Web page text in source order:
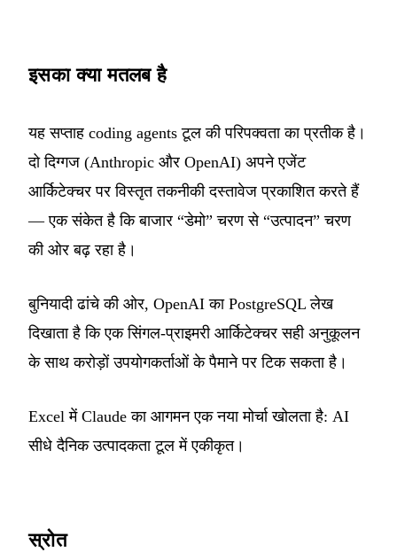
इसका क्या मतलब है
यह सप्ताह coding agents टूल की परिपक्वता का प्रतीक है।
दो दिग्गज (Anthropic और OpenAI) अपने एजेंट
आर्किटेक्चर पर विस्तृत तकनीकी दस्तावेज प्रकाशित करते हैं
— एक संकेत है कि बाजार “डेमो” चरण से “उत्पादन” चरण
की ओर बढ़ रहा है।
बुनियादी ढांचे की ओर, OpenAI का PostgreSQL लेख
दिखाता है कि एक सिंगल-प्राइमरी आर्किटेक्चर सही अनुकूलन
के साथ करोड़ों उपयोगकर्ताओं के पैमाने पर टिक सकता है।
Excel में Claude का आगमन एक नया मोर्चा खोलता है: AI
सीधे दैनिक उत्पादकता टूल में एकीकृत।
स्रोत